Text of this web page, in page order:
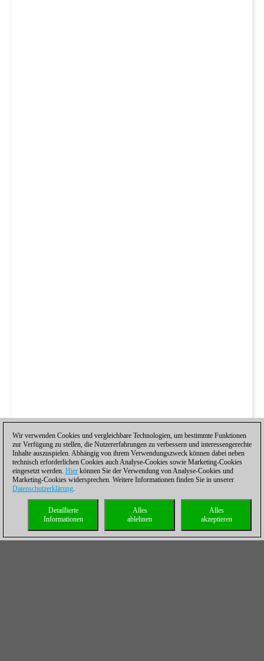
Wir verwenden Cookies und vergleichbare Technologien, um bestimmte Funktionen
zur Verfügung zu stellen, die Nutzererfahrungen zu verbessern und interessengerechte
Inhalte auszuspielen. Abhängig von ihrem Verwendungszweck können dabei neben
technisch erforderlichen Cookies auch Analyse-Cookies sowie Marketing-Cookies
eingesetzt werden. Hier können Sie der Verwendung von Analyse-Cookies und
Marketing-Cookies widersprechen. Weitere Informationen finden Sie in unserer
Datenschutzerklärung.
Alles
akzeptieren
Alles
ablehnen
Detaillierte
Informationen